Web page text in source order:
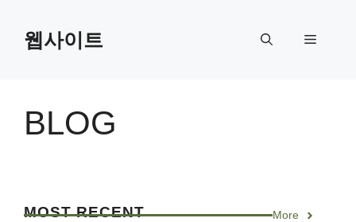
content웹사이트 Menu
BLOG
MOST RECENT More